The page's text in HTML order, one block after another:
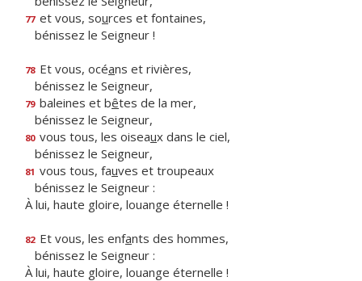
77 et vous, sources et fontaines,
bénissez le Seigneur !
78 Et vous, océans et rivières,
bénissez le Seigneur,
79 baleines et bêtes de la mer,
bénissez le Seigneur,
80 vous tous, les oiseaux dans le ciel,
bénissez le Seigneur,
81 vous tous, fauves et troupeaux
bénissez le Seigneur :
À lui, haute gloire, louange éternelle !
82 Et vous, les enfants des hommes,
bénissez le Seigneur :
À lui, haute gloire, louange éternelle !